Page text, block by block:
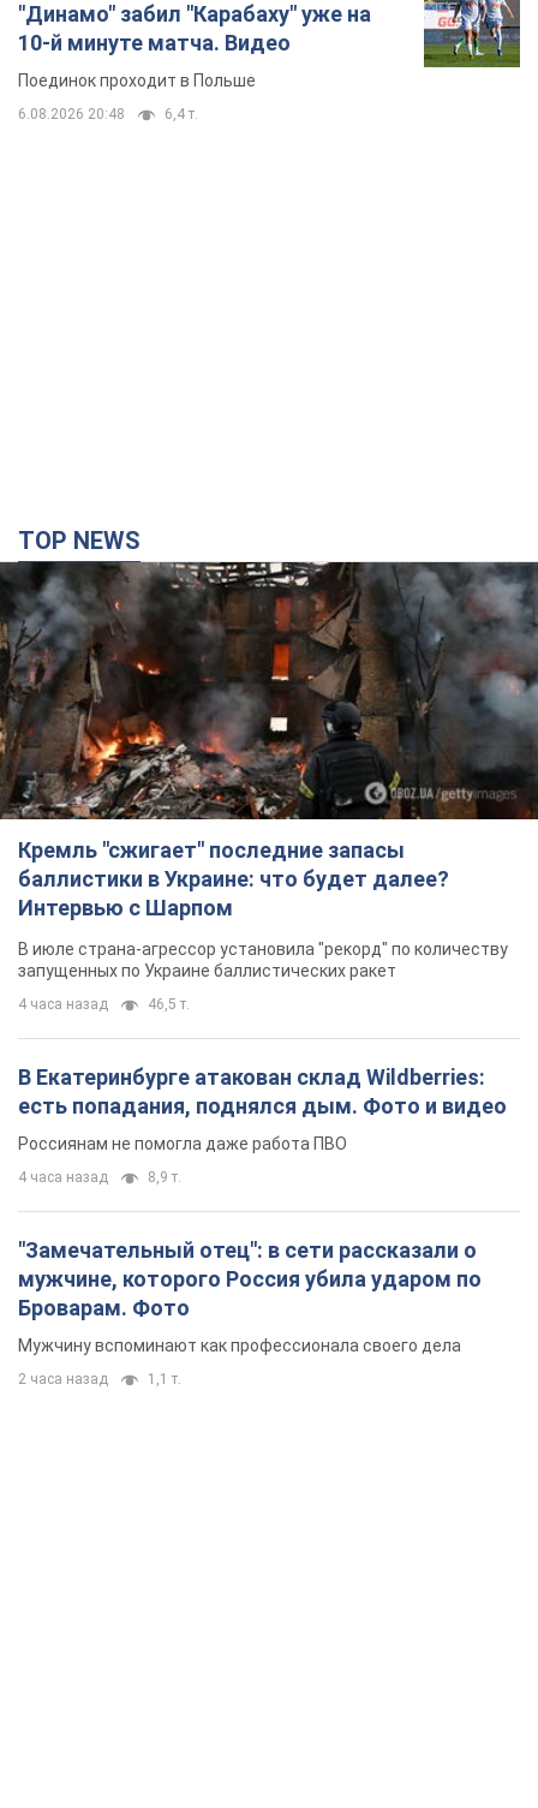
"Динамо" забил "Карабаху" уже на
10-й минуте матча. Видео
Поединок проходит в Польше
6.08.2026 20:48 6,4 т.
TOP NEWS
Кремль "сжигает" последние запасы
баллистики в Украине: что будет далее?
Интервью с Шарпом
В июле страна-агрессор установила "рекорд" по количеству
запущенных по Украине баллистических ракет
4 часа назад 46,5 т.
В Екатеринбурге атакован склад Wildberries:
есть попадания, поднялся дым. Фото и видео
Россиянам не помогла даже работа ПВО
4 часа назад 8,9 т.
"Замечательный отец": в сети рассказали о
мужчине, которого Россия убила ударом по
Броварам. Фото
Мужчину вспоминают как профессионала своего дела
2 часа назад 1,1 т.